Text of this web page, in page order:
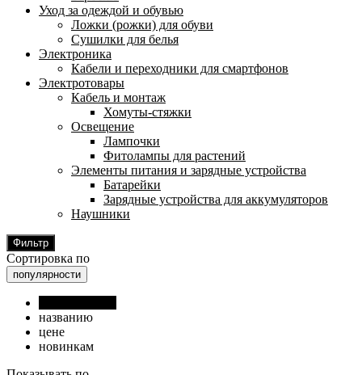
Уход за одеждой и обувью
Ложки (рожки) для обуви
Сушилки для белья
Электроника
Кабели и переходники для смартфонов
Электротовары
Кабель и монтаж
Хомуты-стяжки
Освещение
Лампочки
Фитолампы для растений
Элементы питания и зарядные устройства
Батарейки
Зарядные устройства для аккумуляторов
Наушники
Фильтр
Сортировка по
популярности
названию
цене
новинкам